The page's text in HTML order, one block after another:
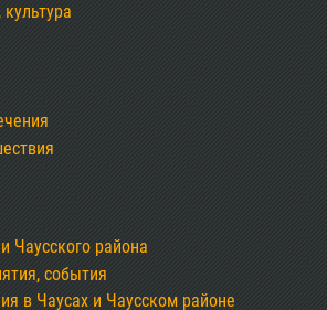
Чаусского района
события
в Чаусах и Чаусском районе